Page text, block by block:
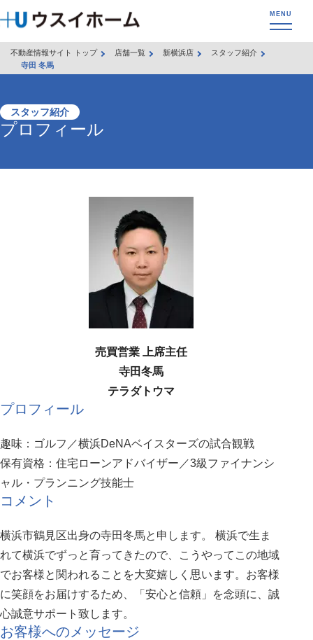
不動産情報サイト トップ 店舗一覧 新横浜店
スタッフ紹介
寺田 冬馬
スタッフ紹介
プロフィール
売買営業 上席主任
寺田冬馬
テラダトウマ
プロフィール
趣味：ゴルフ／横浜DeNAベイスターズの試合観戦
保有資格：住宅ローンアドバイザー／3級ファイナンシ
ャル・プランニング技能士
コメント
横浜市鶴見区出身の寺田冬馬と申します。 横浜で生ま
れて横浜でずっと育ってきたので、こうやってこの地域
でお客様と関われることを大変嬉しく思います。お客様
に笑顔をお届けするため、「安心と信頼」を念頭に、誠
心誠意サポート致します。
お客様へのメッセージ